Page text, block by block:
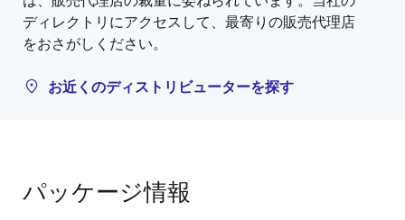
ディレクトリにアクセスして、最寄りの販売代理店
をおさがしください。
お近くのディストリビューターを探す
パッケージ情報